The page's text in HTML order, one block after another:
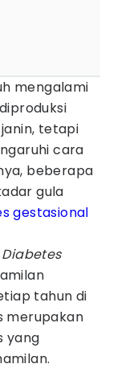
mengalami
tetapi
cara
beberapa
gula
gestasional
tahun di
merupakan
yang